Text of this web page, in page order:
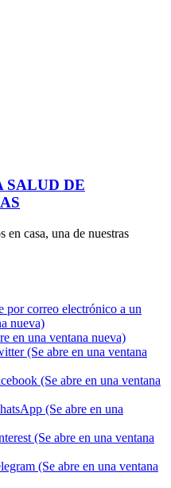
SALUD DE
en casa, una de nuestras
por correo electrónico a un
nueva)
en una ventana nueva)
(Se abre en una ventana
(Se abre en una ventana
(Se abre en una
(Se abre en una ventana
(Se abre en una ventana